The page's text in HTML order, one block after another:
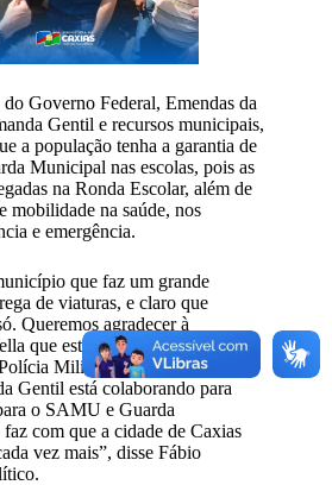
Governo Federal, Emendas da
Gentil e recursos municipais,
a população tenha a garantia de
Municipal nas escolas, pois as
na Ronda Escolar, além de
mobilidade na saúde, nos
e emergência.
que faz um grande
de viaturas, e claro que
Queremos agradecer à
que está conseguindo trazer
Militar, e a Deputada
Gentil está colaborando para
o SAMU e Guarda
com que a cidade de Caxias
vez mais”, disse Fábio